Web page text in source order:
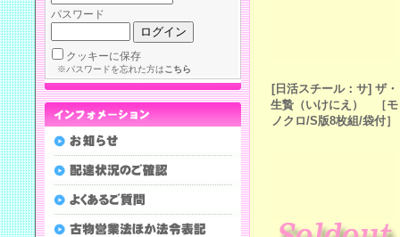
[日活スチール：サ] ザ・
生贄（いけにえ） ［モ
ノクロ/S版8枚組/袋付］
パスワード
クッキーに保存
※パスワードを忘れた方はこちら